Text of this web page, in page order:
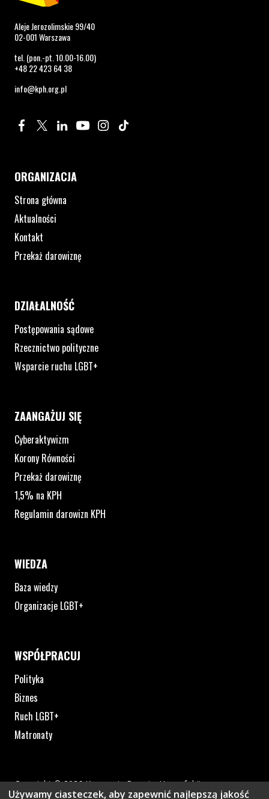
Aleje Jerozolimskie 99/40
02-001 Warszawa
tel. (pon.-pt. 10.00-16.00)
+48 22 423 64 38
info@kph.org.pl
Profil na Facebook. Strona otwiera się w nowym oknie.
Profil na Twitter. Strona otwiera się w nowym oknie.
Profil na LinkedIn. Strona otwiera się w nowym oknie.
Profil na YouTube. Strona otwiera się w nowym
Profil na Instagram. Strona otwiera się
ORGANIZACJA
Strona główna
Aktualności
Kontakt
Przekaż darowiznę
DZIAŁALNOŚĆ
Postępowania sądowe
Rzecznictwo polityczne
Wsparcie ruchu LGBT+
ZAANGAŻUJ SIĘ
Cyberaktywizm
Korony Równości
Przekaż darowiznę
1,5% na KPH
Regulamin darowizn KPH
WIEDZA
Baza wiedzy
Organizacje LGBT+
WSPÓŁPRACUJ
Polityka
Biznes
Ruch LGBT+
Matronaty
Copyright © 2026 Kampania Przeciw Homofobii
Używamy ciasteczek, aby zapewnić najlepszą jakość